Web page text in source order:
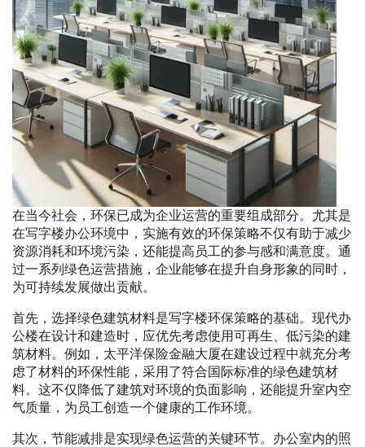
在当今社会，环保已成为企业运营的重要组成部分。尤其是
在写字楼办公环境中，实施有效的环保策略不仅有助于减少
资源消耗和环境污染，还能提高员工的参与感和满意度。通
过一系列绿色运营措施，企业能够在提升自身形象的同时，
为可持续发展做出贡献。
首先，选择绿色建筑材料是写字楼环保策略的基础。现代办
公楼在设计和建造时，应优先考虑使用可再生、低污染的建
筑材料。例如，太平洋保险金融大厦在建设过程中就充分考
虑了材料的环保性能，采用了符合国际标准的绿色建筑材
料。这不仅降低了建筑对环境的负面影响，还能提升室内空
气质量，为员工创造一个健康的工作环境。
其次，节能减排是实现绿色运营的关键环节。办公室内的照